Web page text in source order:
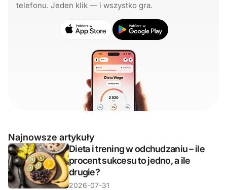
telefonu. Jeden klik — i wszystko gra.
Najnowsze artykuły
Dieta i trening w odchudzaniu – ile
procent sukcesu to jedno, a ile
drugie?
2026-07-31